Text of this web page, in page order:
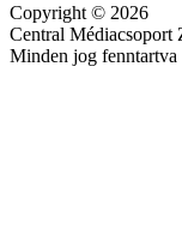
Copyright © 2026
Central Médiacsoport
Minden jog fenntartva